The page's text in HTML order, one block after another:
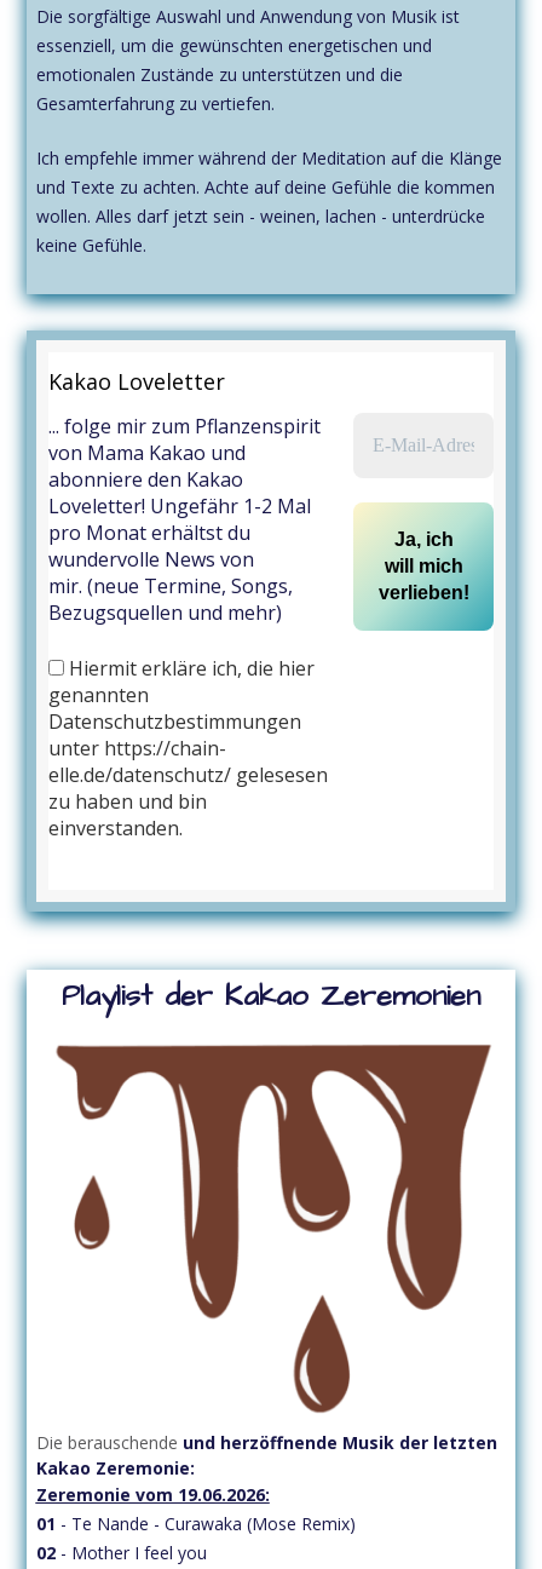
Die sorgfältige Auswahl und Anwendung von Musik ist
essenziell, um die gewünschten energetischen und
emotionalen Zustände zu unterstützen und die
Gesamterfahrung zu vertiefen.
Ich empfehle immer während der Meditation auf die Klänge
und Texte zu achten. Achte auf deine Gefühle die kommen
wollen. Alles darf jetzt sein - weinen, lachen - unterdrücke
keine Gefühle.
Kakao Loveletter
... folge mir zum Pflanzenspirit
von Mama Kakao und
abonniere den Kakao
Loveletter! Ungefähr 1-2 Mal
pro Monat erhältst du
wundervolle News von
mir. (neue Termine, Songs,
Bezugsquellen und mehr)
Hiermit erkläre ich, die hier
genannten
Datenschutzbestimmungen
unter https://chain-
elle.de/datenschutz/ gelesesen
zu haben und bin
einverstanden.
Playlist der Kakao Zeremonien
Die berauschende und herzöffnende Musik der letzten
Kakao Zeremonie:
Zeremonie vom 19.06.2026:
01 - Te Nande - Curawaka (Mose Remix)
02- Mother I feel you